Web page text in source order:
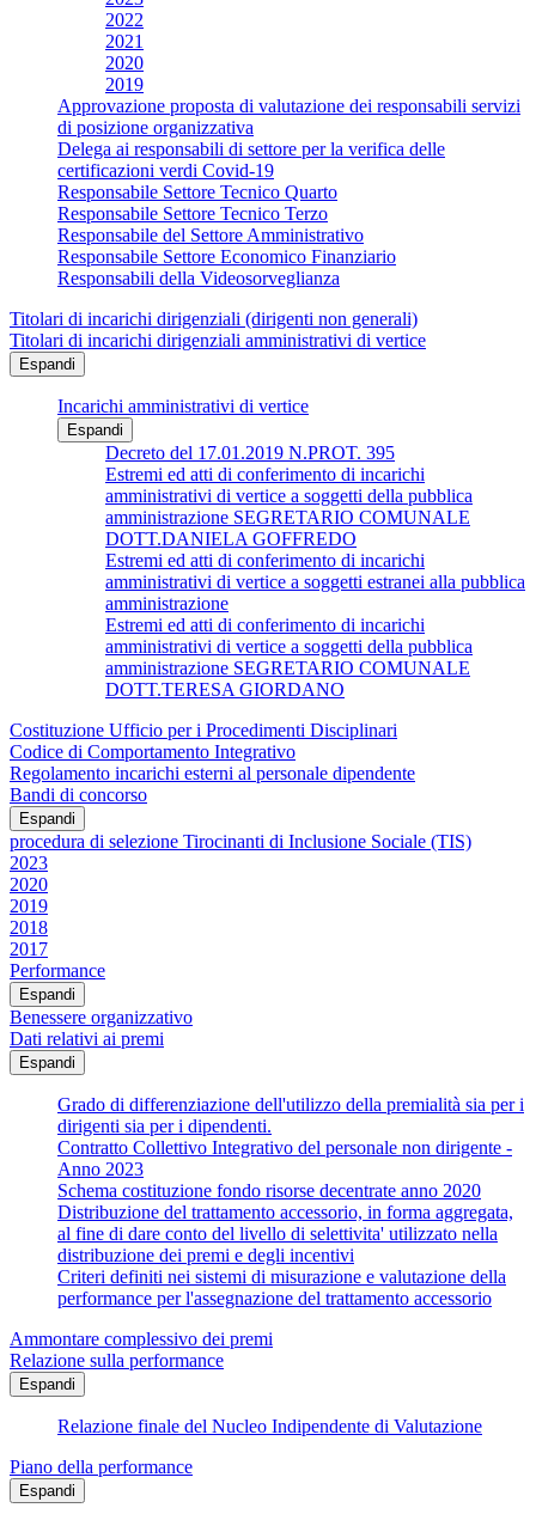
2022
2021
2020
2019
Approvazione proposta di valutazione dei responsabili servizi
di posizione organizzativa
Delega ai responsabili di settore per la verifica delle
certificazioni verdi Covid-19
Responsabile Settore Tecnico Quarto
Responsabile Settore Tecnico Terzo
Responsabile del Settore Amministrativo
Responsabile Settore Economico Finanziario
Responsabili della Videosorveglianza
Titolari di incarichi dirigenziali (dirigenti non generali)
Titolari di incarichi dirigenziali amministrativi di vertice
Espandi
Incarichi amministrativi di vertice
Espandi
Decreto del 17.01.2019 N.PROT. 395
Estremi ed atti di conferimento di incarichi
amministrativi di vertice a soggetti della pubblica
amministrazione SEGRETARIO COMUNALE
DOTT.DANIELA GOFFREDO
Estremi ed atti di conferimento di incarichi
amministrativi di vertice a soggetti estranei alla pubblica
amministrazione
Estremi ed atti di conferimento di incarichi
amministrativi di vertice a soggetti della pubblica
amministrazione SEGRETARIO COMUNALE
DOTT.TERESA GIORDANO
Costituzione Ufficio per i Procedimenti Disciplinari
Codice di Comportamento Integrativo
Regolamento incarichi esterni al personale dipendente
Bandi di concorso
Espandi
procedura di selezione Tirocinanti di Inclusione Sociale (TIS)
2023
2020
2019
2018
2017
Performance
Espandi
Benessere organizzativo
Dati relativi ai premi
Espandi
Grado di differenziazione dell'utilizzo della premialità sia per i
dirigenti sia per i dipendenti.
Contratto Collettivo Integrativo del personale non dirigente -
Anno 2023
Schema costituzione fondo risorse decentrate anno 2020
Distribuzione del trattamento accessorio, in forma aggregata,
al fine di dare conto del livello di selettivita' utilizzato nella
distribuzione dei premi e degli incentivi
Criteri definiti nei sistemi di misurazione e valutazione della
performance per l'assegnazione del trattamento accessorio
Ammontare complessivo dei premi
Relazione sulla performance
Espandi
Relazione finale del Nucleo Indipendente di Valutazione
Piano della performance
Espandi